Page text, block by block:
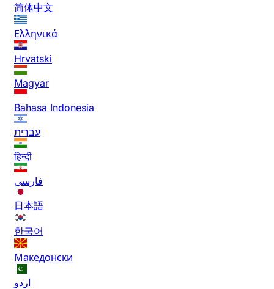
简体中文
Ελληνικά
Hrvatski
Magyar
Bahasa Indonesia
עברית
हिन्दी
فارسی
日本語
한국어
Македонски
اردو